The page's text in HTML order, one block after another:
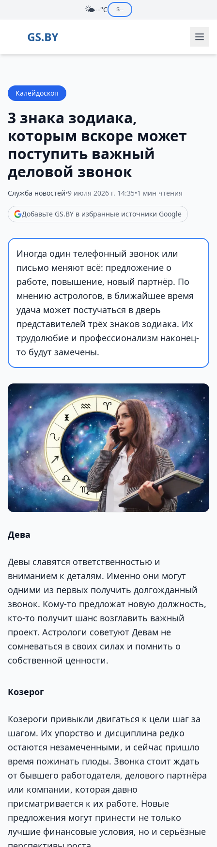
🌤️--°C $--
Калейдоскоп
3 знака зодиака,
которым вскоре может
поступить важный
деловой звонок
Служба новостей•9 июля 2026 г. 14:35•1 мин чтения
Добавьте GS.BY в избранные источники Google
Иногда один телефонный звонок или
письмо меняют всё: предложение о
работе, повышение, новый партнёр. По
мнению астрологов, в ближайшее время
удача может постучаться в дверь
представителей трёх знаков зодиака. Их
трудолюбие и профессионализм наконец-
то будут замечены.
Дева
Девы славятся ответственностью и
вниманием к деталям. Именно они могут
одними из первых получить долгожданный
звонок. Кому-то предложат новую должность,
кто-то получит шанс возглавить важный
проект. Астрологи советуют Девам не
сомневаться в своих силах и помнить о
собственной ценности.
Козерог
Козероги привыкли двигаться к цели шаг за
шагом. Их упорство и дисциплина редко
остаются незамеченными, и сейчас пришло
время пожинать плоды. Звонка стоит ждать
от бывшего работодателя, делового партнёра
или компании, которая давно
присматривается к их работе. Новые
предложения могут принести не только
лучшие финансовые условия, но и серьёзные